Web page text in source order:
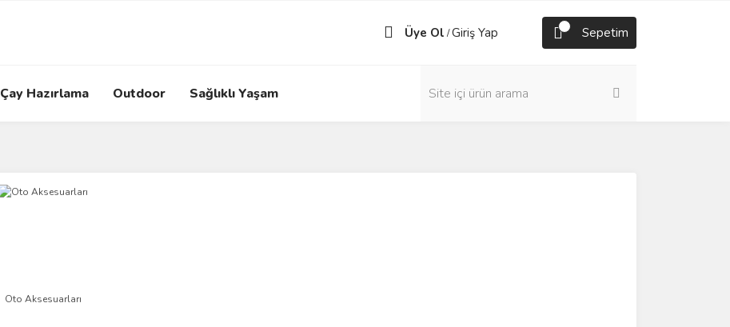
Üye Ol /Giriş Yap Sepetim
Çay Hazırlama Outdoor Sağlıklı Yaşam
Oto Aksesuarları